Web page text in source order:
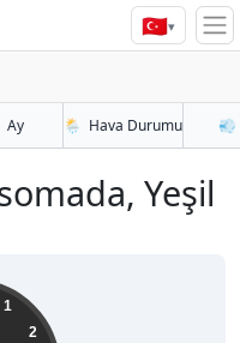
🇹🇷▾
Ay 🌦️ Hava Durumu 💨
Yeşil
1
2